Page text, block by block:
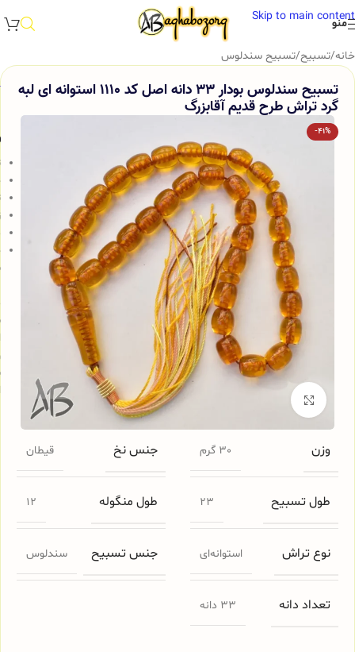
Skip to main content
منو
خانه/تسبیح/تسبیح سندلوس
تسبیح سندلوس بودار 33 دانه اصل کد 1110 استوانه ای لبه
گرد تراش طرح قدیم آقابزرگ
-41%
برای بزرگنمایی کلیک کنید
وزن 30 گرم جنس نخ قیطان
طول تسبیح 23 طول منگوله 12
نوع تراش استوانه‌ای جنس تسبیح سندلوس
تعداد دانه 33 دانه